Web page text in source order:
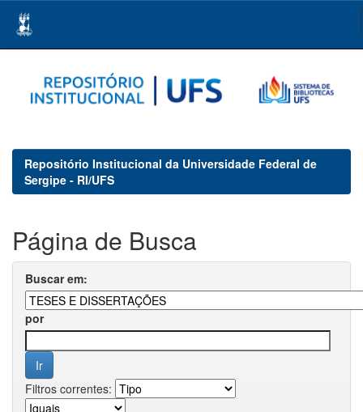
navigation
Repositório Institucional da Universidade Federal de
Sergipe - RI/UFS
Página de Busca
Buscar em:
por
Filtros correntes: